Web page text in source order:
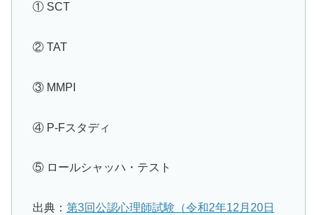
① SCT
② TAT
③ MMPI
④ P-Fスタディ
⑤ ロールシャッハ・テスト
出典： 第3回公認心理師試験（令和2年12月20日